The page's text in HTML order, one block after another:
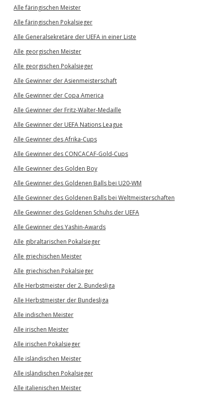
Alle färingischen Meister
Alle färingischen Pokalsieger
Alle Generalsekretäre der UEFA in einer Liste
Alle georgischen Meister
Alle georgischen Pokalsieger
Alle Gewinner der Asienmeisterschaft
Alle Gewinner der Copa America
Alle Gewinner der Fritz-Walter-Medaille
Alle Gewinner der UEFA Nations League
Alle Gewinner des Afrika-Cups
Alle Gewinner des CONCACAF-Gold-Cups
Alle Gewinner des Golden Boy
Alle Gewinner des Goldenen Balls bei U20-WM
Alle Gewinner des Goldenen Balls bei Weltmeisterschaften
Alle Gewinner des Goldenen Schuhs der UEFA
Alle Gewinner des Yashin-Awards
Alle gibraltarischen Pokalsieger
Alle griechischen Meister
Alle griechischen Pokalsieger
Alle Herbstmeister der 2. Bundesliga
Alle Herbstmeister der Bundesliga
Alle indischen Meister
Alle irischen Meister
Alle irischen Pokalsieger
Alle isländischen Meister
Alle isländischen Pokalsieger
Alle italienischen Meister